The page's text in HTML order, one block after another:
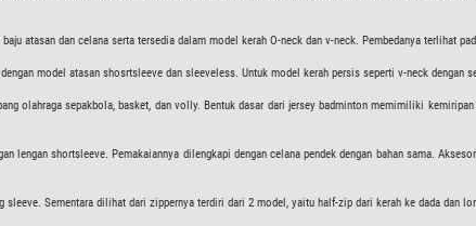
atasan dan celana serta tersedia dalam model kerah O-neck dan v-neck. Pembedanya terlihat
model atasan shosrtsleeve dan sleeveless. Untuk model kerah persis seperti v-neck dengan
olahraga sepakbola, basket, dan volly. Bentuk dasar dari jersey badminton memimiliki
lengan shortsleeve. Pemakaiannya dilengkapi dengan celana pendek dengan bahan sama.
Sementara dilihat dari zippernya terdiri dari 2 model, yaitu half-zip dari kerah ke dada dan